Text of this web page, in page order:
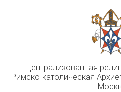
Централизованная
Римско-католическая